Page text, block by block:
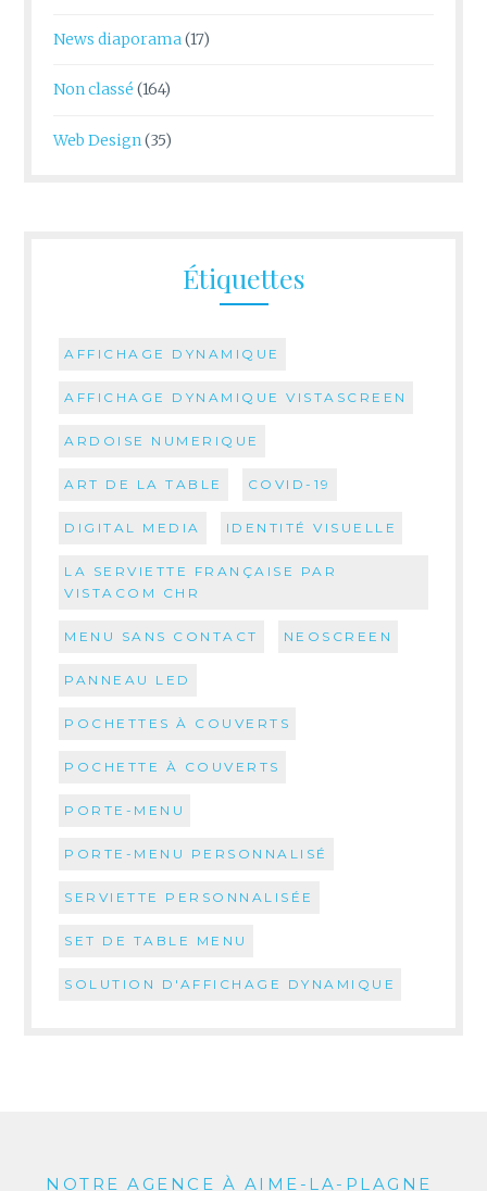
News diaporama(17)
Non classé (164)
Web Design(35)
Étiquettes
AFFICHAGE DYNAMIQUE
AFFICHAGE DYNAMIQUE VISTASCREEN
ARDOISE NUMERIQUE
ART DE LA TABLE COVID-19
DIGITAL MEDIA IDENTITÉ VISUELLE
LA SERVIETTE FRANÇAISE PAR
VISTACOM CHR
MENU SANS CONTACT NEOSCREEN
PANNEAU LED
POCHETTES À COUVERTS
POCHETTE À COUVERTS
PORTE-MENU
PORTE-MENU PERSONNALISÉ
SERVIETTE PERSONNALISÉE
SET DE TABLE MENU
SOLUTION D'AFFICHAGE DYNAMIQUE
NOTRE AGENCE À AIME-LA-PLAGNE